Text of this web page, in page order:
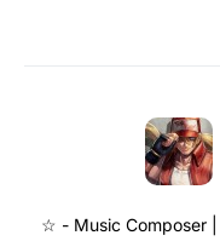
☆ - Music Composer